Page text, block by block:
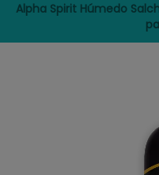
Alpha Spirit Húmedo